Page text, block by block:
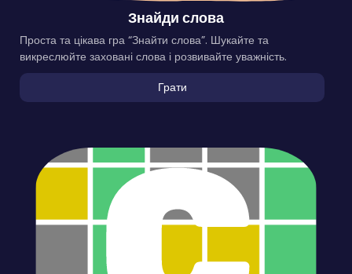
Знайди слова
Проста та цікава гра “Знайти слова”. Шукайте та
викреслюйте заховані слова і розвивайте уважність.
Грати